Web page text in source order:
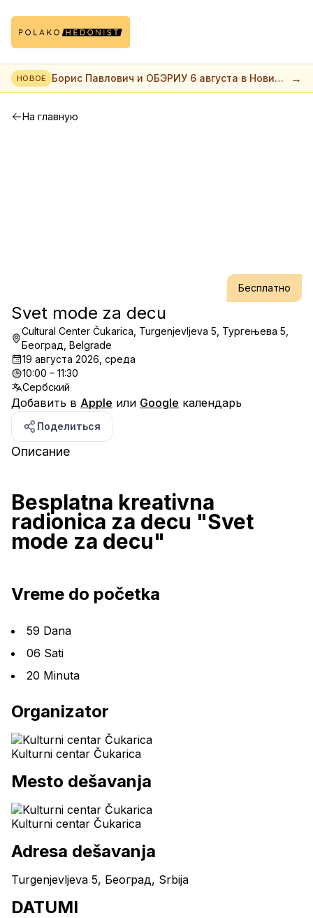
НОВОЕ
Борис Павлович и ОБЭРИУ 6 августа в Нови
саде
→
На главную
Бесплатно
Svet mode za decu
Cultural Center Čukarica, Turgenjevljeva 5, Тургењева 5,
Београд, Belgrade
19 августа 2026, среда
10:00 – 11:30
Сербский
Добавить в Apple или Google календарь
Поделиться
Описание
Besplatna kreativna
radionica za decu "Svet
mode za decu"
Vreme do početka
59 Dana
06 Sati
20 Minuta
Organizator
Kulturni centar Čukarica
Mesto dešavanja
Kulturni centar Čukarica
Adresa dešavanja
Turgenjevljeva 5, Београд, Srbija
DATUMI